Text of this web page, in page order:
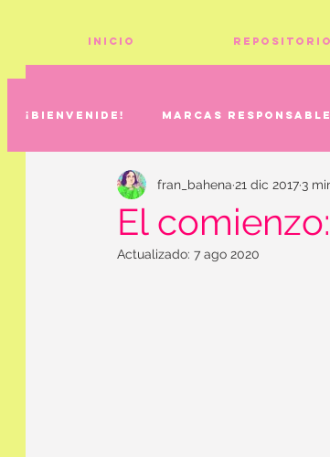
Inicio Repositorio
¡Bienvenide! Marcas
El
fran_bahena 21 dic 2017 3
Actualizado: 7 ago 2020